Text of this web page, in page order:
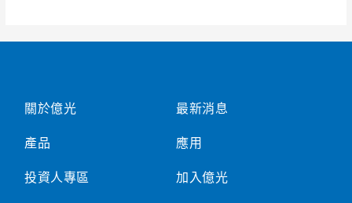
關於億光
產品
投資人專區
最新消息
應用
加入億光